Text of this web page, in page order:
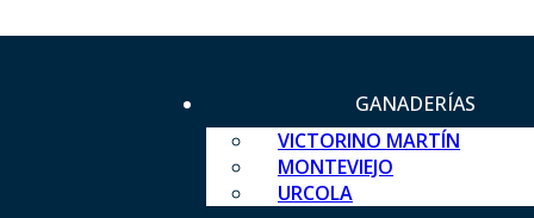
GANADERÍAS
VICTORINO MARTÍN
MONTEVIEJO
URCOLA